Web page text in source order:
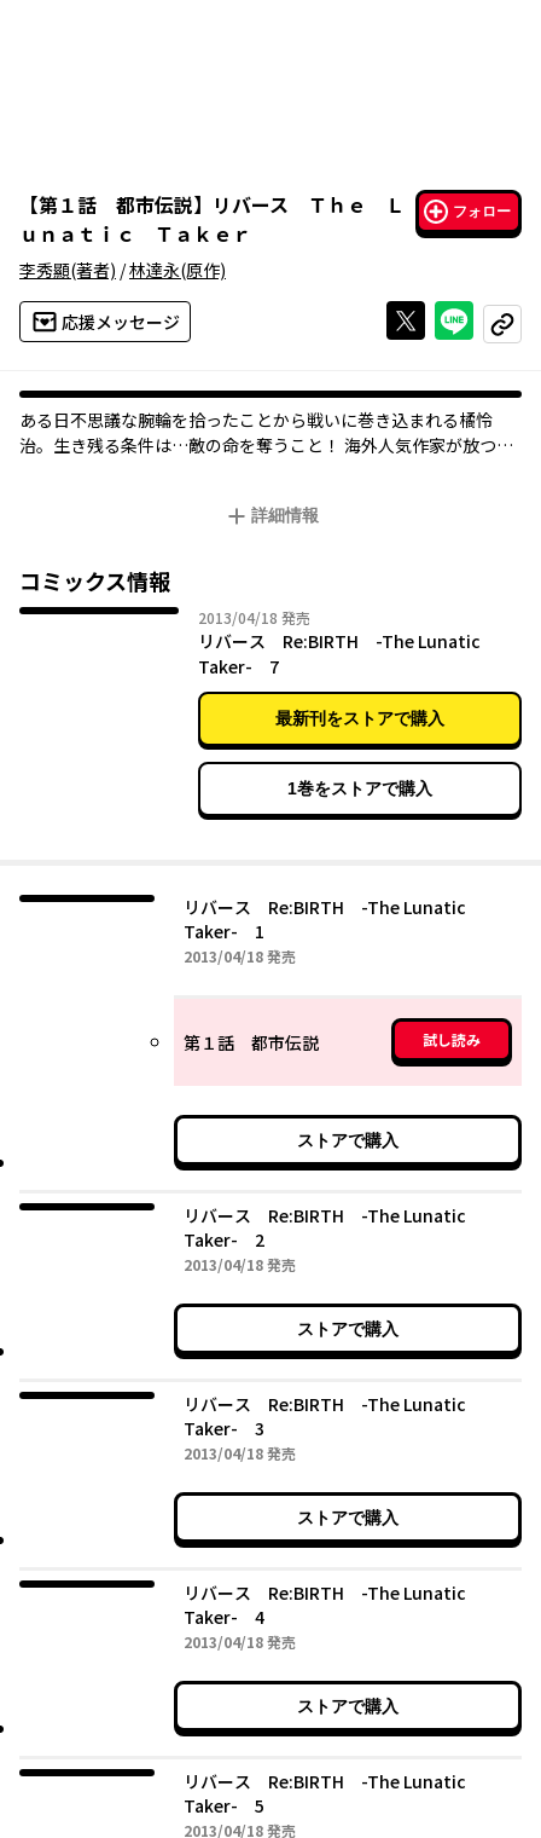
【第１話 都市伝説】 リバース Ｔｈｅ Ｌ
ｕｎａｔｉｃ Ｔａｋｅｒ
フォロー
李秀顯(著者) /林達永(原作)
応援メッセージ Xで投稿する
ライン
コピー
ある日不思議な腕輪を拾ったことから戦いに巻き込まれる橘怜
治。生き残る条件は…敵の命を奪うこと！ 海外人気作家が放つダ
詳細情報
コミックス情報
2013/04/18 2013年04月18日
発売
リバース Re:BIRTH -The Lunatic
Taker- 7
最新刊をストアで購入
1巻をストアで購入
リバース Re:BIRTH -The Lunatic
Taker- 1
2013/04/182013年04月18日
発売
第１話 都市伝説 試し読み
ストアで購入
リバース Re:BIRTH -The Lunatic
Taker- 2
2013/04/182013年04月18日
発売
ストアで購入
リバース Re:BIRTH -The Lunatic
Taker- 3
2013/04/182013年04月18日
発売
ストアで購入
リバース Re:BIRTH -The Lunatic
Taker- 4
2013/04/182013年04月18日
発売
ストアで購入
リバース Re:BIRTH -The Lunatic
Taker- 5
2013/04/182013年04月18日
発売